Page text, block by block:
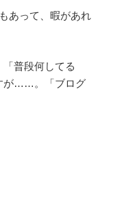
あって、暇があれ
普段何してる
が……。「ブログ